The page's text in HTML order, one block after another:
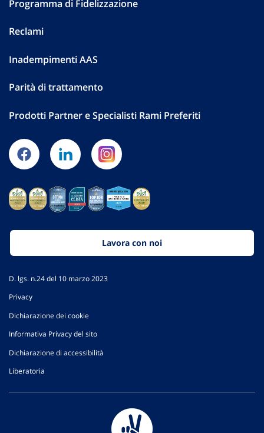
Programma di Fidelizzazione
Reclami
Inadempimenti AAS
Parità di trattamento
Prodotti Partner e Specialisti Rami Preferiti
Lavora con noi
D. lgs. n.24 del 10 marzo 2023
Privacy
Dichiarazione dei cookie
Informativa Privacy del sito
Dichiarazione di accessibilità
Liberatoria